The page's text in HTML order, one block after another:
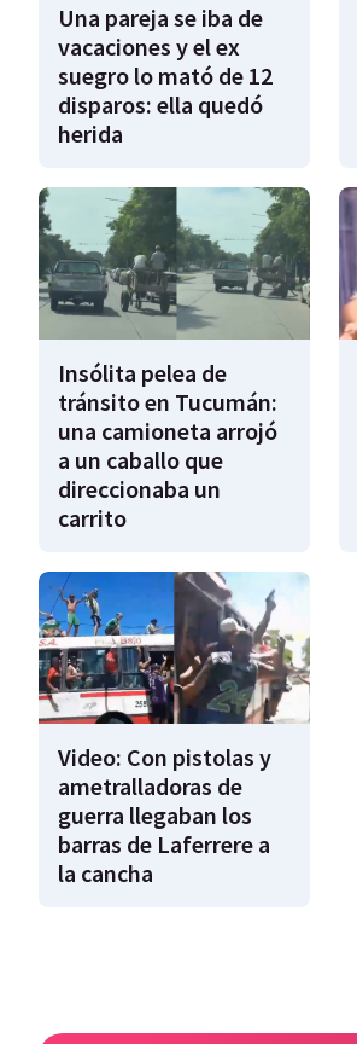
Una pareja se iba de
vacaciones y el ex
suegro lo mató de 12
disparos: ella quedó
herida
Insólita pelea de
tránsito en Tucumán:
una camioneta arrojó
a un caballo que
direccionaba un
carrito
Video: Con pistolas y
ametralladoras de
guerra llegaban los
barras de Laferrere a
la cancha